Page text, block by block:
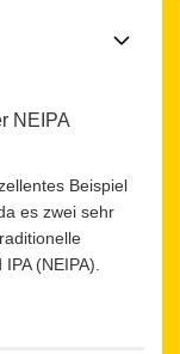
NEIPA
Beispiel
es zwei sehr
(NEIPA).